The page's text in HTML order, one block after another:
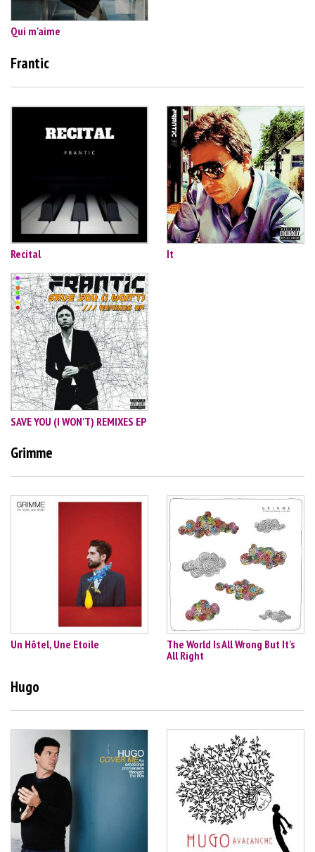
Qui m'aime
Frantic
Recital It
SAVE YOU (I WON'T) REMIXES EP
Grimme
Un Hôtel, Une Etoile
The World Is All Wrong But It's
All Right
Hugo